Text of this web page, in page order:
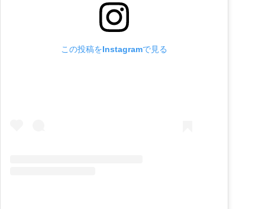
この投稿をInstagramで見る